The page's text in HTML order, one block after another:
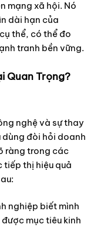
mạng xã hội. Nó
dài hạn của
thể, có thể đo
tranh bền vững.
Quan Trọng?
nghệ và sự thay
đòi hỏi doanh
ràng trong các
thị hiệu quả
nghiệp biết mình
mục tiêu kinh